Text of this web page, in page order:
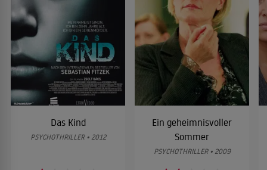
Das Kind
PSYCHOTHRILLER • 2012
Ein geheimnisvoller
Sommer
PSYCHOTHRILLER • 2009